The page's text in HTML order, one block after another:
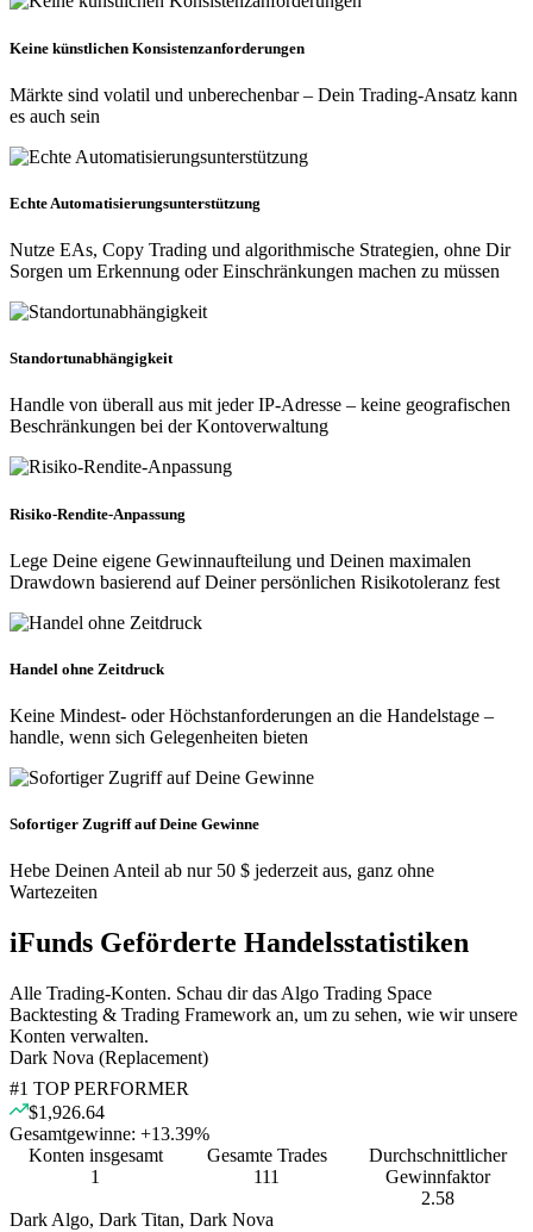
Keine künstlichen Konsistenzanforderungen
Märkte sind volatil und unberechenbar – Dein Trading-Ansatz kann
es auch sein
Echte Automatisierungsunterstützung
Nutze EAs, Copy Trading und algorithmische Strategien, ohne Dir
Sorgen um Erkennung oder Einschränkungen machen zu müssen
Standortunabhängigkeit
Handle von überall aus mit jeder IP-Adresse – keine geografischen
Beschränkungen bei der Kontoverwaltung
Risiko-Rendite-Anpassung
Lege Deine eigene Gewinnaufteilung und Deinen maximalen
Drawdown basierend auf Deiner persönlichen Risikotoleranz fest
Handel ohne Zeitdruck
Keine Mindest- oder Höchstanforderungen an die Handelstage –
handle, wenn sich Gelegenheiten bieten
Sofortiger Zugriff auf Deine Gewinne
Hebe Deinen Anteil ab nur 50 $ jederzeit aus, ganz ohne
Wartezeiten
iFunds Geförderte Handelsstatistiken
Alle Trading-Konten. Schau dir das Algo Trading Space
Backtesting & Trading Framework an, um zu sehen, wie wir unsere
Konten verwalten.
Dark Nova (Replacement)
#1 TOP PERFORMER
$1,926.64
Gesamtgewinne: +13.39%
Konten insgesamt
1
Gesamte Trades
111
Durchschnittlicher
Gewinnfaktor
2.58
Dark Algo, Dark Titan, Dark Nova